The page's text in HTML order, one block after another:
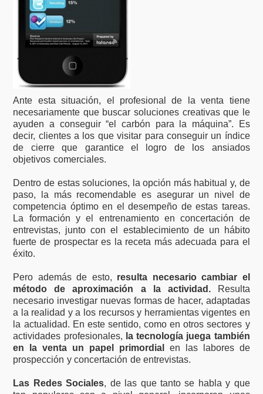
Ante esta situación, el profesional de la venta tiene
necesariamente que buscar soluciones creativas que le
ayuden a conseguir “el carbón para la máquina”. Es
decir, clientes a los que visitar para conseguir un índice
de cierre que garantice el logro de los ansiados
objetivos comerciales.
Dentro de estas soluciones, la opción más habitual y, de
paso, la más recomendable es asegurar un nivel de
competencia óptimo en el desempeño de estas tareas.
La formación y el entrenamiento en concertación de
entrevistas, junto con el establecimiento de un hábito
fuerte de prospectar es la receta más adecuada para el
éxito.
Pero además de esto, resulta necesario cambiar el
método de aproximación a la actividad.Resulta
necesario investigar nuevas formas de hacer, adaptadas
a la realidad y a los recursos y herramientas vigentes en
la actualidad. En este sentido, como en otros sectores y
actividades profesionales, la tecnología juega también
en la venta un papel primordial
en las labores de
prospección y concertación de entrevistas.
Las Redes Sociales, de las que tanto se habla y que